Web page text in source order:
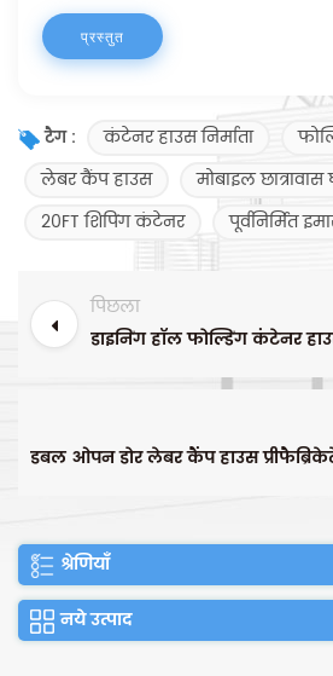
टैग : कंटेनर हाउस निर्माता
लेबर कैंप हाउस
मोबाइल छात्रावास
20FT शिपिंग कंटेनर
पूर्वनिर्मित
पिछला
श्रेणियाँ
नये उत्पाद